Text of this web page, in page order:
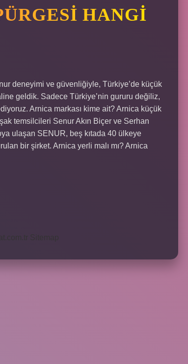
HANGI
deneyimi ve güvenliğiyle, Türkiye’de küçük
geldik. Sadece Türkiye’nin gururu değiliz,
Arnica markası kime ait? Arnica küçük
temsilcileri Senur Akın Biçer ve Serhan
ulaşan SENUR, beş kıtada 40 ülkeye
bir şirket. Arnica yerli malı mı? Arnica